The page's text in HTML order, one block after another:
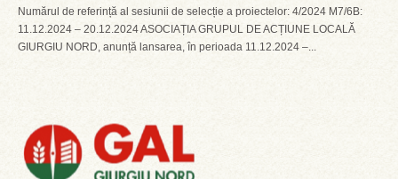
Numărul de referință al sesiunii de selecție a proiectelor: 4/2024 M7/6B:
11.12.2024 – 20.12.2024 ASOCIAȚIA GRUPUL DE ACȚIUNE LOCALĂ
GIURGIU NORD, anunță lansarea, în perioada 11.12.2024 –...